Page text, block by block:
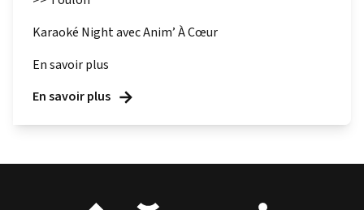
Karaoké Night avec Anim’ À Cœur
En savoir plus
En savoir plus